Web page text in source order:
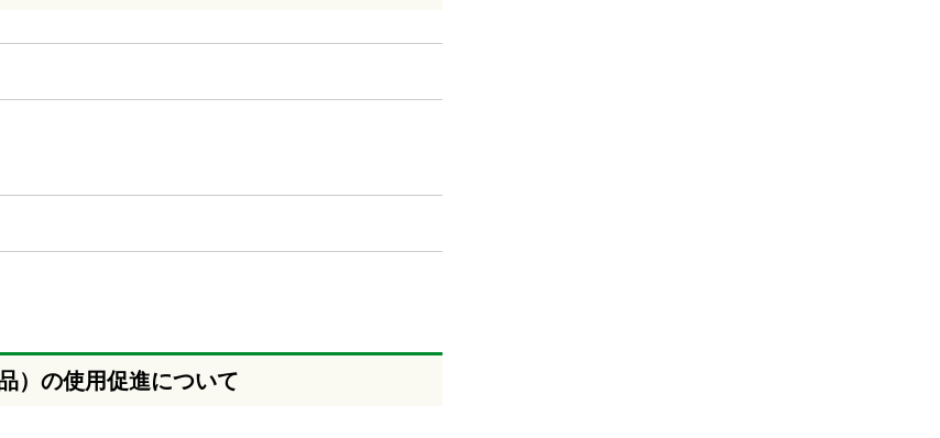
）の使用促進について